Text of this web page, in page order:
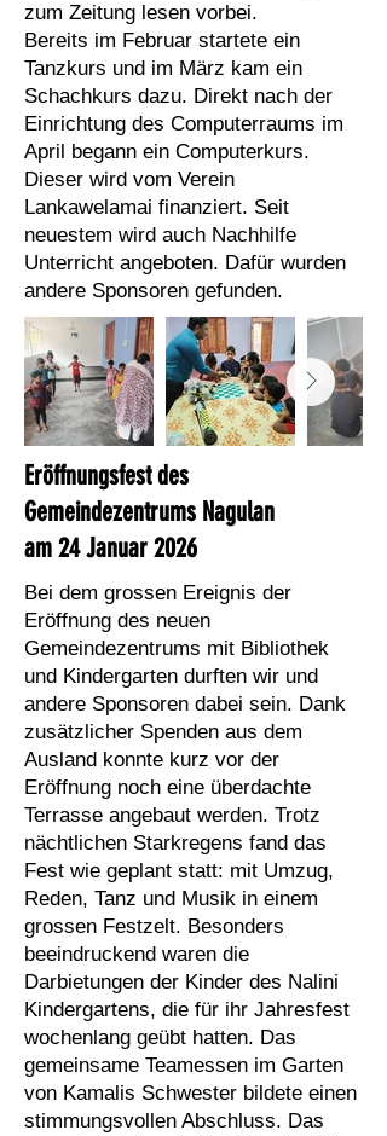
zum Zeitung lesen vorbei.
Bereits im Februar startete ein
Tanzkurs und im März kam ein
Schachkurs dazu. Direkt nach der
Einrichtung des Computerraums im
April begann ein Computerkurs.
Dieser wird vom Verein
Lankawelamai finanziert. Seit
neuestem wird auch Nachhilfe
Unterricht angeboten. Dafür wurden
andere Sponsoren gefunden.
Eröffnungsfest des
Gemeindezentrums Nagulan
am 24 Januar 2026
Bei dem grossen Ereignis der
Eröffnung des neuen
Gemeindezentrums mit Bibliothek
und Kindergarten durften wir und
andere Sponsoren dabei sein. Dank
zusätzlicher Spenden aus dem
Ausland konnte kurz vor der
Eröffnung noch eine überdachte
Terrasse angebaut werden. Trotz
nächtlichen Starkregens fand das
Fest wie geplant statt: mit Umzug,
Reden, Tanz und Musik in einem
grossen Festzelt. Besonders
beeindruckend waren die
Darbietungen der Kinder des Nalini
Kindergartens, die für ihr Jahresfest
wochenlang geübt hatten. Das
gemeinsame Teamessen im Garten
von Kamalis Schwester bildete einen
stimmungsvollen Abschluss. Das